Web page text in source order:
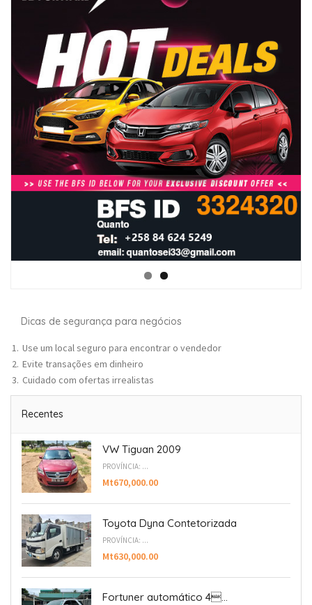
Dicas de segurança para negócios
Use um local seguro para encontrar o vendedor
Evite transações em dinheiro
Cuidado com ofertas irrealistas
Recentes
VW Tiguan 2009
PROVÍNCIA: ...
Mt670,000.00
Toyota Dyna Contetorizada
PROVÍNCIA: ...
Mt630,000.00
Fortuner automático 4...